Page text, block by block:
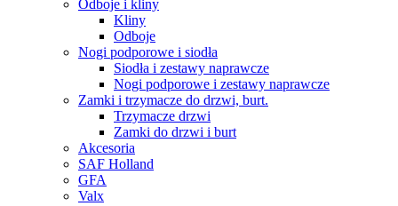
Odboje i kliny
Kliny
Odboje
Nogi podporowe i siodła
Siodła i zestawy naprawcze
Nogi podporowe i zestawy naprawcze
Zamki i trzymacze do drzwi, burt.
Trzymacze drzwi
Zamki do drzwi i burt
Akcesoria
SAF Holland
GFA
Valx